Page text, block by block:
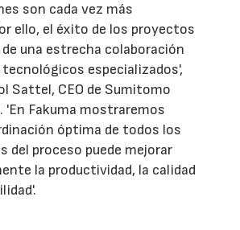
son cada vez más
ello, el éxito de los proyectos
una estrecha colaboración
especializados',
Sattel, CEO de Sumitomo
'En Fakuma mostraremos
óptima de todos los
del proceso puede mejorar
la productividad, la calidad